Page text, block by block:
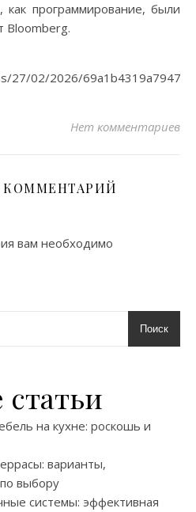
как программирование, были
Bloomberg.
27/02/2026/
Нет комментариев
КОММЕНТАРИЙ
вам необходимо
Поиск
на кухне: роскошь и
варианты,
выбору
системы: эффективная